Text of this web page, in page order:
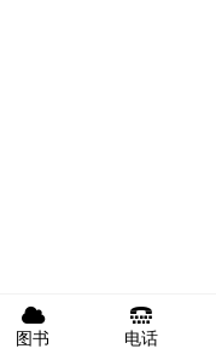
图书 电话